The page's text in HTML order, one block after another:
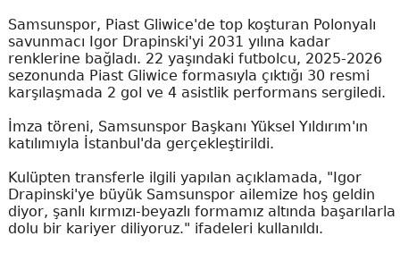
Samsunspor, Piast Gliwice'de top koşturan Polonyalı
savunmacı Igor Drapinski'yi 2031 yılına kadar
renklerine bağladı. 22 yaşındaki futbolcu, 2025-2026
sezonunda Piast Gliwice formasıyla çıktığı 30 resmi
karşılaşmada 2 gol ve 4 asistlik performans sergiledi.
İmza töreni, Samsunspor Başkanı Yüksel Yıldırım'ın
katılımıyla İstanbul'da gerçekleştirildi.
Kulüpten transferle ilgili yapılan açıklamada, "Igor
Drapinski'ye büyük Samsunspor ailemize hoş geldin
diyor, şanlı kırmızı-beyazlı formamız altında başarılarla
dolu bir kariyer diliyoruz." ifadeleri kullanıldı.